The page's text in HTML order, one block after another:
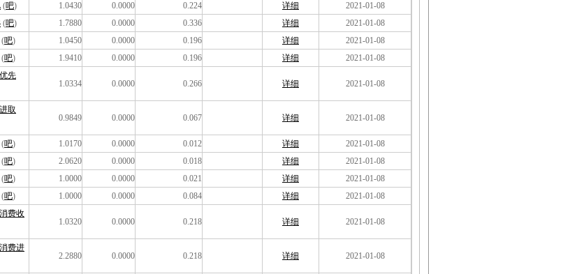
(吧) 1.0430 0.0000 0.224 详细
2021-01-08
(吧) 1.7880 0.0000 0.336 详细
2021-01-08
(吧) 1.0450 0.0000 0.196 详细
2021-01-08
(吧) 1.9410 0.0000 0.196 详细 2021-01-08
先
1.0334 0.0000 0.266 详细 2021-01-08
取
0.9849 0.0000 0.067 详细 2021-01-08
(吧) 1.0170 0.0000 0.012 详细
2021-01-08
(吧) 2.0620 0.0000 0.018 详细
2021-01-08
(吧) 1.0000 0.0000 0.021 详细
2021-01-08
(吧) 1.0000 0.0000 0.084 详细 2021-01-08
费收
1.0320 0.0000 0.218 详细 2021-01-08
费进
2.2880 0.0000 0.218 详细 2021-01-08